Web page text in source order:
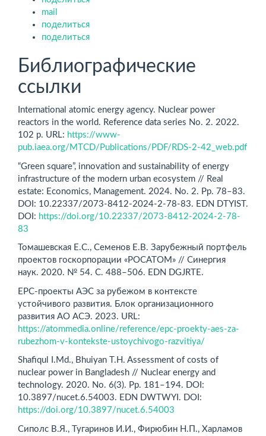
mail
поделиться
поделиться
Библиографические
ссылки
International atomic energy agency. Nuclear power
reactors in the world. Reference data series No. 2. 2022.
102 p. URL: https://www-
pub.iaea.org/MTCD/Publications/PDF/RDS-2-42_web.pdf
“Green square”, innovation and sustainability of energy
infrastructure of the modern urban ecosystem // Real
estate: Economics, Management. 2024. No. 2. Рр. 78–83.
DOI: 10.22337/2073-8412-2024-2-78-83. EDN DTYIST.
DOI: https://doi.org/10.22337/2073-8412-2024-2-78-
83
Томашевская Е.С., Семенов Е.В. Зарубежный портфель
проектов госкорпорации «РОСАТОМ» // Синергия
наук. 2020. № 54. С. 488–506. EDN DGJRTE.
EPC-проекты АЭС за рубежом в контексте
устойчивого развития. Блок организационного
развития АО АСЭ. 2023. URL:
https://atommedia.online/reference/epc-proekty-aes-za-
rubezhom-v-kontekste-ustoychivogo-razvitiya/
Shafiqul I.Md., Bhuiyan T.H. Assessment of costs of
nuclear power in Bangladesh // Nuclear energy and
technology. 2020. No. 6(3). Pp. 181–194. DOI:
10.3897/nucet.6.54003. EDN DWTWYI. DOI:
https://doi.org/10.3897/nucet.6.54003
Сиполс В.Я., Тугаринов И.И., Фирюбин Н.П., Харламов